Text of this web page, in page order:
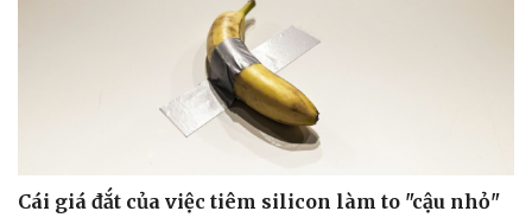
Nghệ sĩ
Sao Việt
Cái giá đắt của việc tiêm silicon làm to "cậu nhỏ"